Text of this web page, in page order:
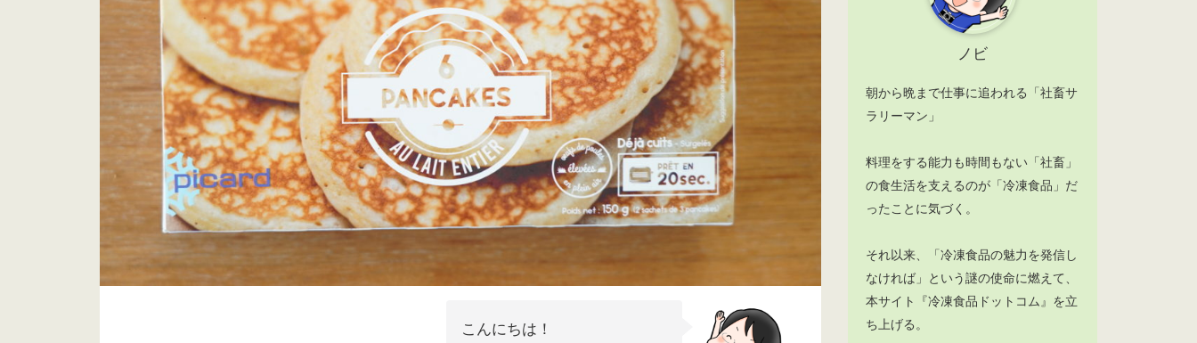
こんにちは！
ノビ
朝から晩まで仕事に追われる「社畜サ
ラリーマン」
料理をする能力も時間もない「社畜」
の食生活を支えるのが「冷凍食品」だ
ったことに気づく。
それ以来、「冷凍食品の魅力を発信し
なければ」という謎の使命に燃えて、
本サイト『冷凍食品ドットコム』を立
ち上げる。